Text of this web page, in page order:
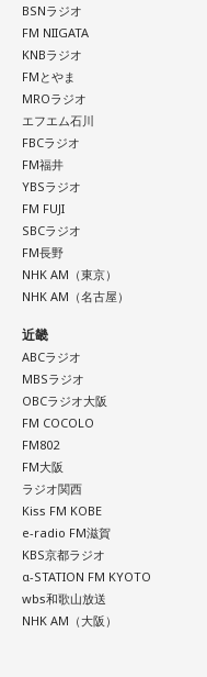
BSNラジオ
FM NIIGATA
KNBラジオ
FMとやま
MROラジオ
エフエム石川
FBCラジオ
FM福井
YBSラジオ
FM FUJI
SBCラジオ
FM長野
NHK AM（東京）
NHK AM（名古屋）
近畿
ABCラジオ
MBSラジオ
OBCラジオ大阪
FM COCOLO
FM802
FM大阪
ラジオ関西
Kiss FM KOBE
e-radio FM滋賀
KBS京都ラジオ
α-STATION FM KYOTO
wbs和歌山放送
NHK AM（大阪）